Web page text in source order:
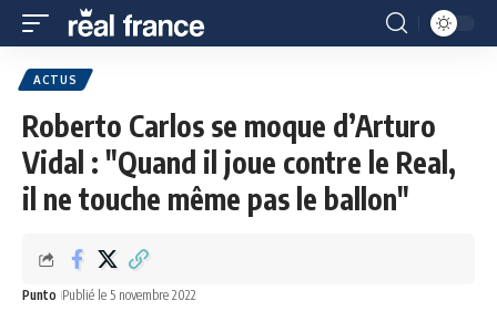
ACTUS
Roberto Carlos se moque d’Arturo
Vidal : "Quand il joue contre le Real,
il ne touche même pas le ballon"
Punto Publié le 5 novembre 2022